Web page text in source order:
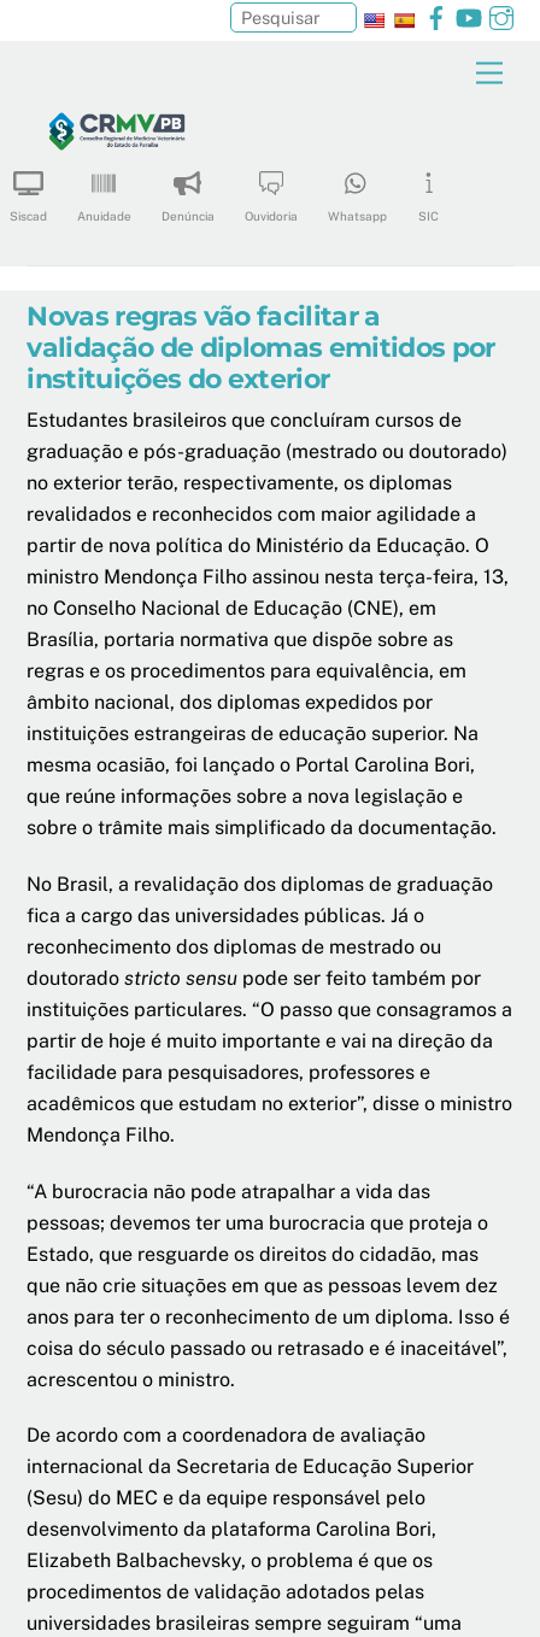
content
Facebook
Siscad Anuidade Denúncia Ouvidoria Whatsapp SIC
Pesquisar
Novas regras vão facilitar a
validação de diplomas emitidos por
instituições do exterior
Estudantes brasileiros que concluíram cursos de
graduação e pós-graduação (mestrado ou doutorado)
no exterior terão, respectivamente, os diplomas
revalidados e reconhecidos com maior agilidade a
partir de nova política do Ministério da Educação. O
ministro Mendonça Filho assinou nesta terça-feira, 13,
no Conselho Nacional de Educação (CNE), em
Brasília, portaria normativa que dispõe sobre as
regras e os procedimentos para equivalência, em
âmbito nacional, dos diplomas expedidos por
instituições estrangeiras de educação superior. Na
mesma ocasião, foi lançado o Portal Carolina Bori,
que reúne informações sobre a nova legislação e
sobre o trâmite mais simplificado da documentação.
No Brasil, a revalidação dos diplomas de graduação
fica a cargo das universidades públicas. Já o
reconhecimento dos diplomas de mestrado ou
doutoradostricto sensu pode ser feito também por
instituições particulares. “O passo que consagramos a
partir de hoje é muito importante e vai na direção da
facilidade para pesquisadores, professores e
acadêmicos que estudam no exterior”, disse o ministro
Mendonça Filho.
“A burocracia não pode atrapalhar a vida das
pessoas; devemos ter uma burocracia que proteja o
Estado, que resguarde os direitos do cidadão, mas
que não crie situações em que as pessoas levem dez
anos para ter o reconhecimento de um diploma. Isso é
coisa do século passado ou retrasado e é inaceitável”,
acrescentou o ministro.
De acordo com a coordenadora de avaliação
internacional da Secretaria de Educação Superior
(Sesu) do MEC e da equipe responsável pelo
desenvolvimento da plataforma Carolina Bori,
Elizabeth Balbachevsky, o problema é que os
procedimentos de validação adotados pelas
universidades brasileiras sempre seguiram “uma